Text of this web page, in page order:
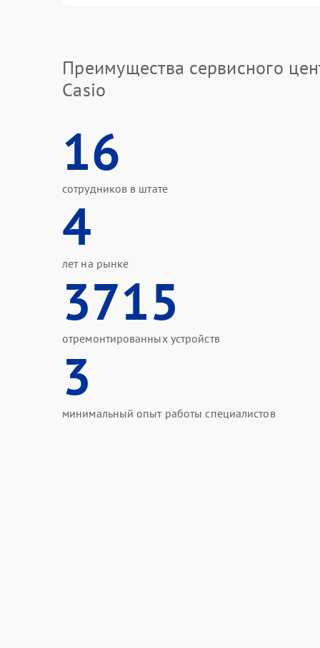
Преимущества сервисного
Casio
16
сотрудников в штате
4
лет на рынке
3715
отремонтированных устройств
3
минимальный опыт работы специалистов